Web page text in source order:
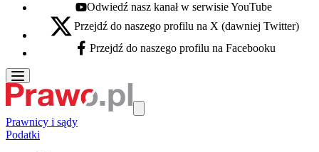
Youtube - otwiera się w nowej karcie
Odwiedź nasz kanał w serwisie YouTube
X - otwiera się w nowej karcie
Przejdź do naszego profilu na X (dawniej Twitter)
Facebook - otwiera się w nowej karcie
Przejdź do naszego profilu na Facebooku
Prawnicy i sądy
Podatki